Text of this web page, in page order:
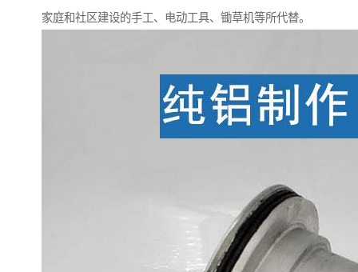
家庭和社区建设的手工、电动工具、锄草机等所代替。